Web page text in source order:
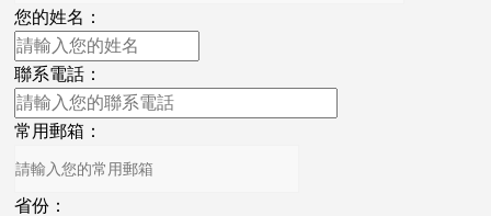
您的姓名：
聯系電話：
常用郵箱：
省份：